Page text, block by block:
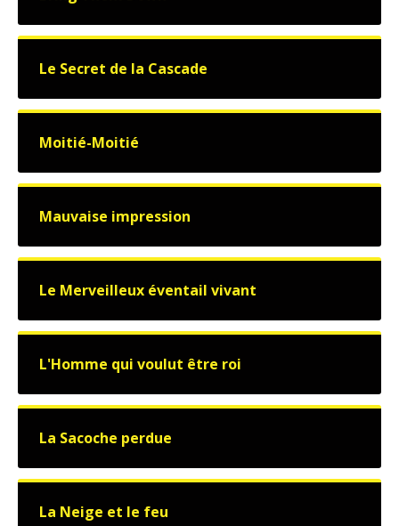
Le Secret de la Cascade
Moitié-Moitié
Mauvaise impression
Le Merveilleux éventail vivant
L'Homme qui voulut être roi
La Sacoche perdue
La Neige et le feu